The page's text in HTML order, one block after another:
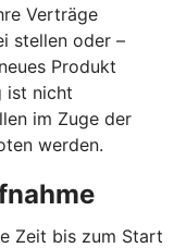
Verträge
stellen oder –
Produkt
ist nicht
im Zuge der
werden.
Zeit bis zum Start